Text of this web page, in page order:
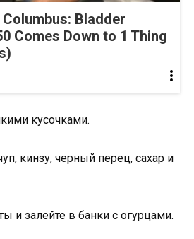
Bladder
Comes Down to 1 Thing
кусочками.
кинзу, черный перец, сахар и
и залейте в банки с огурцами.